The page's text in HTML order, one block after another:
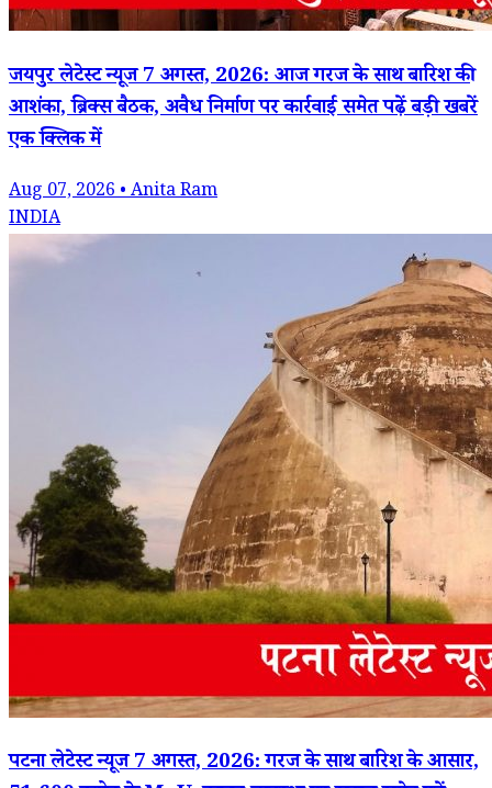
जयपुर लेटेस्ट न्यूज 7 अगस्त, 2026: आज गरज के साथ बारिश की
आशंका, ब्रिक्स बैठक, अवैध निर्माण पर कार्रवाई समेत पढ़ें बड़ी खबरें
एक क्लिक में
Aug 07, 2026 • Anita Ram
INDIA
पटना लेटेस्ट न्यूज 7 अगस्त, 2026: गरज के साथ बारिश के आसार,